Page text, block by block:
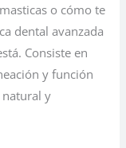
o cómo te
dental avanzada
Consiste en
y función
y